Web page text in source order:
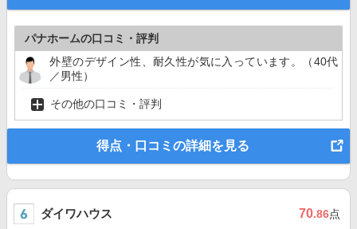
パナホームの口コミ・評判
外壁のデザイン性、耐久性が気に入っています。（40代
／男性）
その他の口コミ・評判
得点・口コミの詳細を見る
ダイワハウス 70.86点